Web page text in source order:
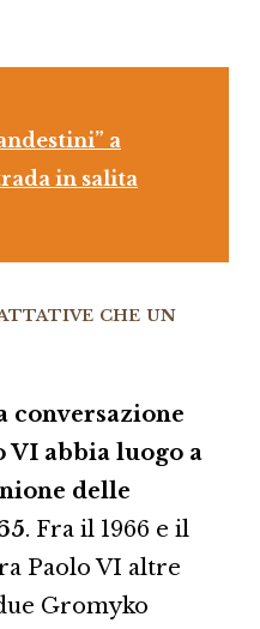
a
in salita
che un
conversazione
VI abbia luogo a
delle
. Fra il 1966 e il
Paolo VI altre
Gromyko